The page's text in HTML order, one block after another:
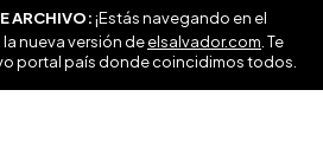
ARCHIVO:¡Estás navegando en el
nueva versión deelsalvador.com . Te
portal país donde coincidimos todos.